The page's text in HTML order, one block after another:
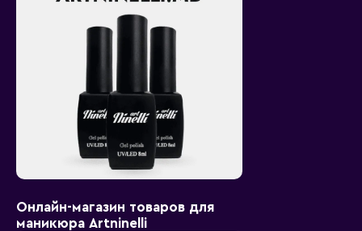
Онлайн-магазин товаров для
маникюра Artninelli